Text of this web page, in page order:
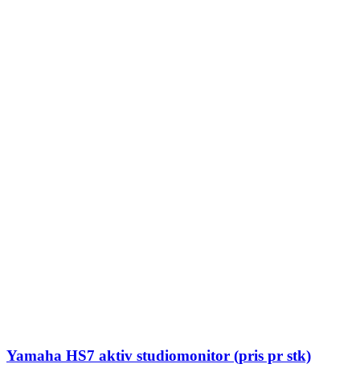
Yamaha HS7 aktiv studiomonitor (pris pr stk)